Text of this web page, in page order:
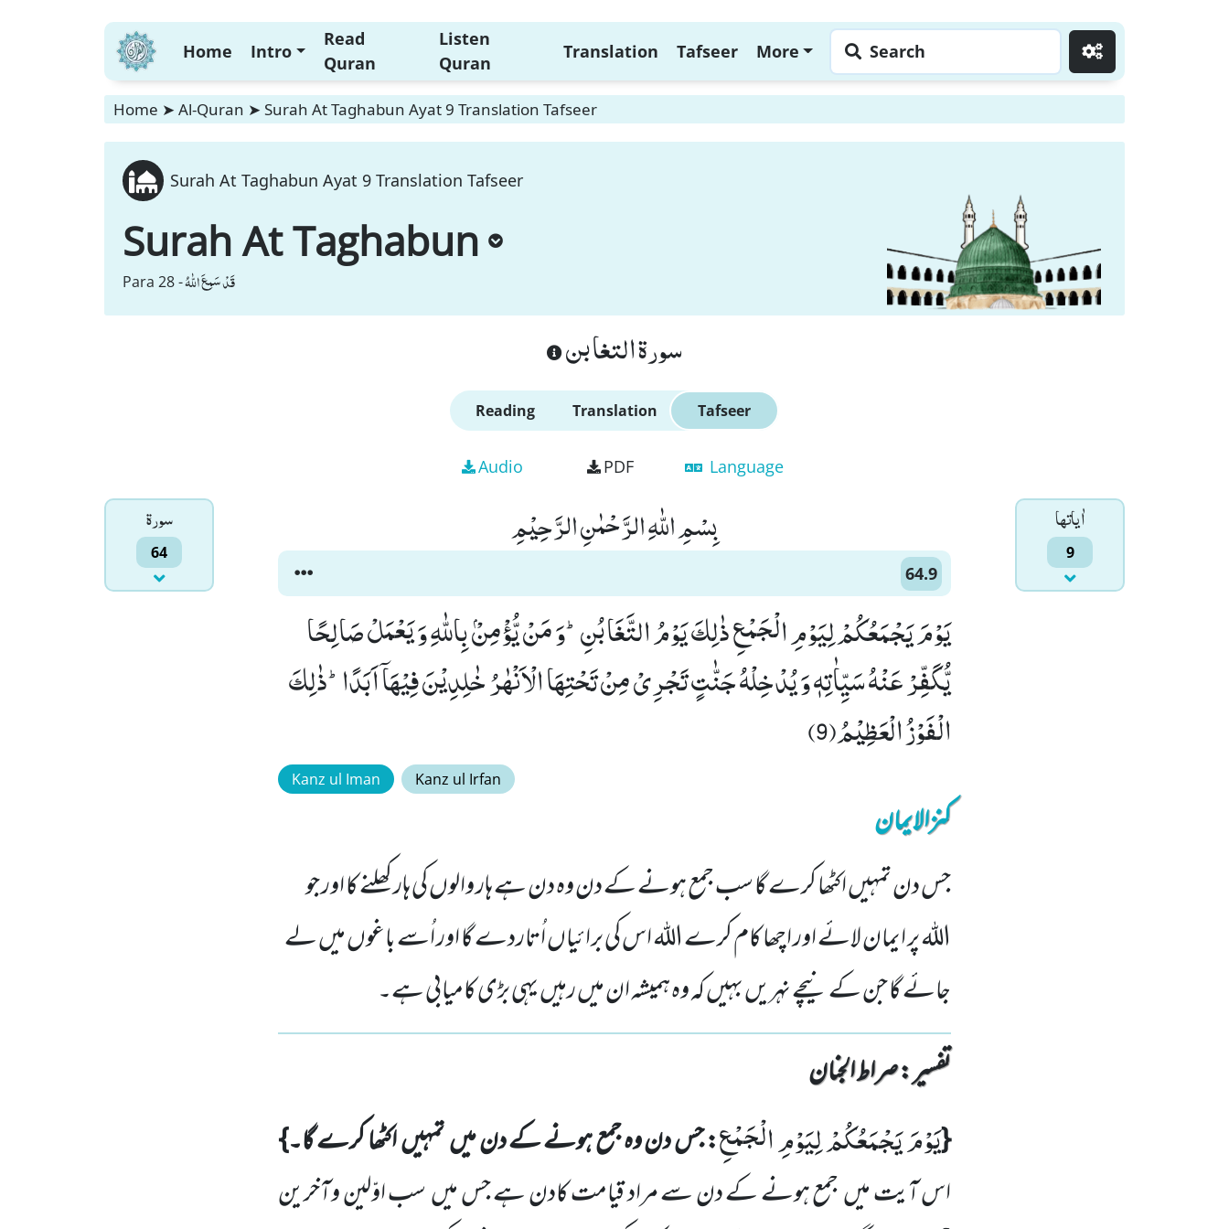
Home Intro
Read
Quran
Listen
Quran
Translation Tafseer More Search
Home ➤ Al-Quran ➤ Surah At Taghabun Ayat 9 Translation Tafseer
Surah At Taghabun Ayat 9 Translation Tafseer
Surah At Taghabun
Para 28 -قَدْ سَمِعَ اللّٰهُ
سورة التغابن
Reading Translation Tafseer
Audio PDF Language
سورۃ
64
اٰياتها
9
بِسْمِ اللّٰهِ الرَّحْمٰنِ الرَّحِیْمِ
64.9
یَوْمَ یَجْمَعُكُمْ لِیَوْمِ الْجَمْعِ ذٰلِكَ یَوْمُ التَّغَابُنِؕ-وَ مَنْ یُّؤْمِنْۢ بِاللّٰهِ وَ یَعْمَلْ صَالِحًا
یُّكَفِّرْ عَنْهُ سَیِّاٰتِهٖ وَ یُدْخِلْهُ جَنّٰتٍ تَجْرِیْ مِنْ تَحْتِهَا الْاَنْهٰرُ خٰلِدِیْنَ فِیْهَاۤ اَبَدًاؕ-ذٰلِكَ
الْفَوْزُ الْعَظِیْمُ(9)
Kanz ul Iman Kanz ul Irfan
کنزالایمان
جس دن تمہیں اکٹھا کرے گا سب جمع ہونے کے دن وہ دن ہے ہار والوں کی ہار کھلنے کا اور جو
اللہ پر ایمان لائے اور اچھا کام کرے اللہ اس کی برائیاں اُتاردے گا اور اُسے باغوں میں لے
جائے گا جن کے نیچے نہریں بہیں کہ وہ ہمیشہ ان میں رہیں یہی بڑی کامیابی ہے۔
تفسیر : ‎صراط الجنان
{یَوْمَ یَجْمَعُكُمْ لِیَوْمِ الْجَمْعِ: جس دن وہ جمع ہونے کے دن میںتمہیںاکٹھا کرے گا۔}
اس آیت میںجمع ہونے کےدن سے مراد قیامت کادن ہے جس میںسب اوّلین وآخرین